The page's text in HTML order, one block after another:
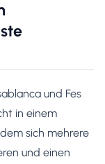
und Fes
in einem
sich mehrere
und einen